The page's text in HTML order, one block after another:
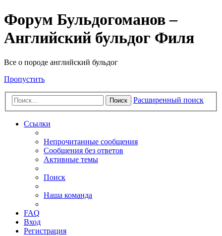
Форум Бульдогоманов –
Английский бульдог Филя
Все о породе английский бульдог
Пропустить
Поиск Расширенный поиск
Ссылки
Непрочитанные сообщения
Сообщения без ответов
Активные темы
Поиск
Наша команда
FAQ
Вход
Регистрация